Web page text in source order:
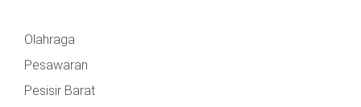
Olahraga
Pesawaran
Pesisir Barat